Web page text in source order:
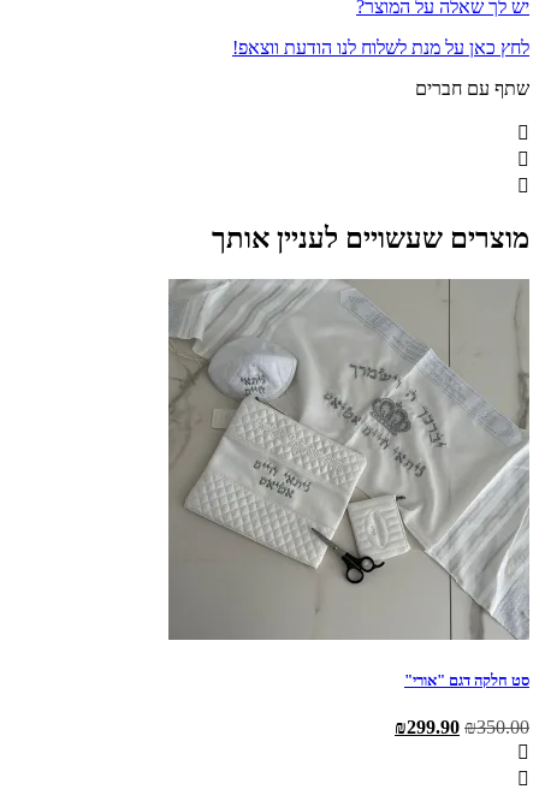
יש לך שאלה על המוצר?
לחץ כאן על מנת לשלוח לנו הודעת ווצאפ!
שתף עם חברים
מוצרים שעשויים לעניין אותך
סט חלקה דגם "אורי"
₪350.00
המחיר ₪299.90